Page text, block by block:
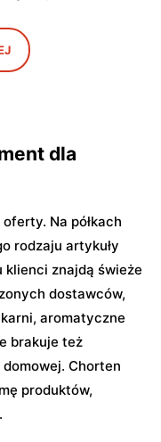
ul. Radiowa 18
dla
Na półkach
rodzaju artykuły
klienci znajdą świeże
dostawców,
aromatyczne
brakuje też
Chorten
produktów,